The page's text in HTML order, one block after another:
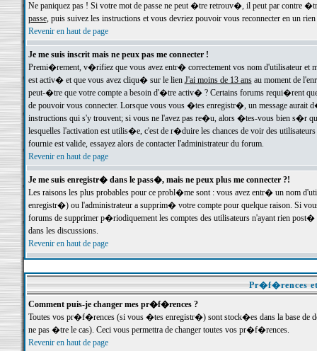
Ne paniquez pas ! Si votre mot de passe ne peut �tre retrouv�, il peut par contre
passe, puis suivez les instructions et vous devriez pouvoir vous reconnecter en un rien
Revenir en haut de page
Je me suis inscrit mais ne peux pas me connecter !
Premi�rement, v�rifiez que vous avez entr� correctement vos nom d'utilisateur
est activ� et que vous avez cliqu� sur le lien J'ai moins de 13 ansau moment de
peut-�tre que votre compte a besoin d'�tre activ� ? Certains forums requi�rent
de pouvoir vous connecter. Lorsque vous vous �tes enregistr�, un message aurait
instructions qui s'y trouvent; si vous ne l'avez pas re�u, alors �tes-vous bien s�r
lesquelles l'activation est utilis�e, c'est de r�duire les chances de voir des
fournie est valide, essayez alors de contacter l'administrateur du forum.
Revenir en haut de page
Je me suis enregistr� dans le pass�, mais ne peux plus me connecter ?!
Les raisons les plus probables pour ce probl�me sont : vous avez entr� un nom
enregistr�) ou l'administrateur a supprim� votre compte pour quelque raison. Si
forums de supprimer p�riodiquement les comptes des utilisateurs n'ayant rien
dans les discussions.
Revenir en haut de page
Pr�f�rences
Comment puis-je changer mes pr�f�rences ?
Toutes vos pr�f�rences (si vous �tes enregistr�) sont stock�es dans la base de
ne pas �tre le cas). Ceci vous permettra de changer toutes vos pr�f�rences.
Revenir en haut de page